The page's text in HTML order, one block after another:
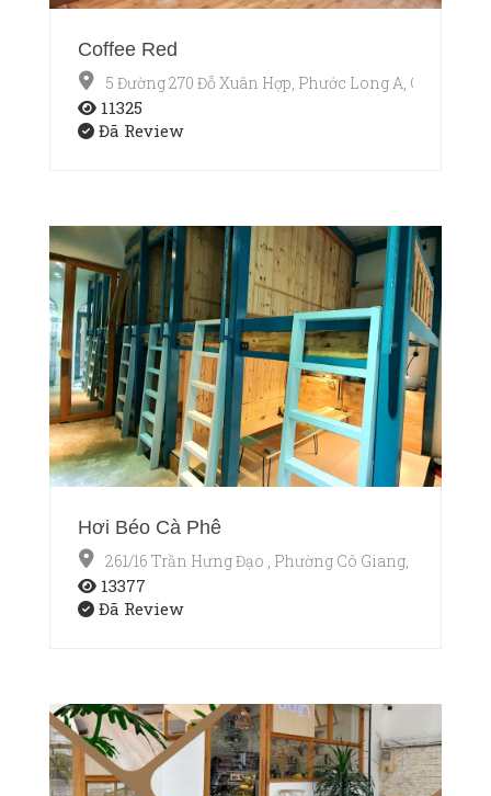
Coffee Red
5 Đường 270 Đỗ Xuân Hợp, Phước Long A, Q9
11325
Đã Review
Hơi Béo Cà Phê
261/16 Trần Hưng Đạo , Phường Cô Giang, Quận 1,
13377
Đã Review